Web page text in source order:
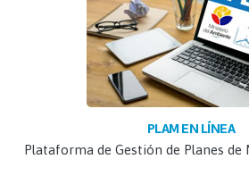
PLAM EN LÍNEA
Plataforma de Gestión de Planes